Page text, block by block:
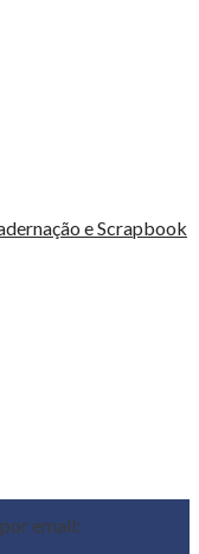
e Scrapbook
email: